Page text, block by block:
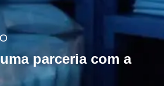
parceria com a